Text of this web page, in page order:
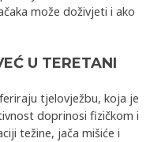
može doživjeti i ako
U TERETANI
tjelovježbu, koja je
doprinosi fizičkom i
težine, jača mišiće i